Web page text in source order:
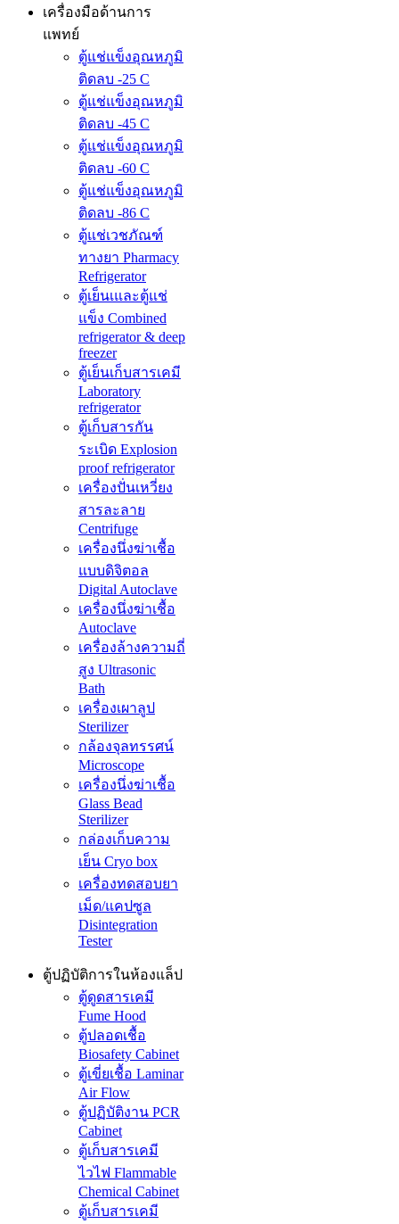
เครื่องมือด้านการ
แพทย์
ตู้แช่แข็งอุณหภูมิ
ติดลบ -25 C
ตู้แช่แข็งอุณหภูมิ
ติดลบ -45 C
ตู้แช่แข็งอุณหภูมิ
ติดลบ -60 C
ตู้แช่แข็งอุณหภูมิ
ติดลบ -86 C
ตู้แช่เวชภัณฑ์
ทางยา Pharmacy
Refrigerator
ตู้เย็นเและตู้แช่
แข็ง Combined
refrigerator & deep
freezer
ตู้เย็นเก็บสารเคมี
Laboratory
refrigerator
ตู้เก็บสารกัน
ระเบิด Explosion
proof refrigerator
เครื่องปั่นเหวี่ยง
สารละลาย
Centrifuge
เครื่องนึ่งฆ่าเชื้อ
แบบดิจิตอล
Digital Autoclave
เครื่องนึ่งฆ่าเชื้อ
Autoclave
เครื่องล้างความถี่
สูง Ultrasonic
Bath
เครื่องเผาลูป
Sterilizer
กล้องจุลทรรศน์
Microscope
เครื่องนึ่งฆ่าเชื้อ
Glass Bead
Sterilizer
กล่องเก็บความ
เย็น Cryo box
เครื่องทดสอบยา
เม็ด/แคปซูล
Disintegration
Tester
ตู้ปฏิบัติการในห้องแล็ป
ตู้ดูดสารเคมี
Fume Hood
ตู้ปลอดเชื้อ
Biosafety Cabinet
ตู้เขี่ยเชื้อ Laminar
Air Flow
ตู้ปฏิบัติงาน PCR
Cabinet
ตู้เก็บสารเคมี
ไวไฟ Flammable
Chemical Cabinet
ตู้เก็บสารเคมี